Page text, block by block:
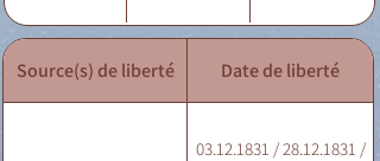
Source(s) de liberté Date de liberté
03.12.1831 / 28.12.1831 /